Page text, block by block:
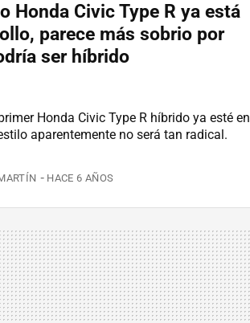
Honda Civic Type R ya está
parece más sobrio por
ser híbrido
Honda Civic Type R híbrido ya esté en
aparentemente no será tan radical.
HACE 6 AÑOS